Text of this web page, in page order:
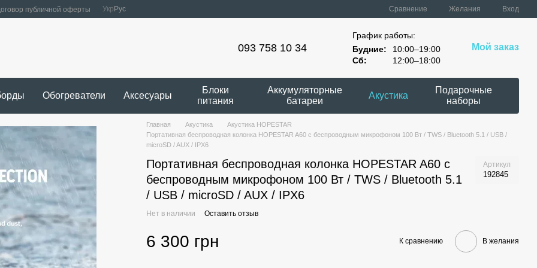
публичной оферты Укр Рус Сравнение Желания Вход
093 758 10 34
График работы:
Будние:
10:00–19:00
Сб:
12:00–18:00
Мой заказ
Обогреватели Аксесуары
Блоки
питания
Аккумуляторные
батареи
Акустика
Подарочные
наборы
Главная Акустика
Акустика HOPESTAR
Портативная беспроводная колонка HOPESTAR A60 с беспроводным микрофоном 100 Вт / TWS / Bluetooth 5.1 / USB /
microSD / AUX / IPX6
Портативная беспроводная колонка HOPESTAR A60 с
беспроводным микрофоном 100 Вт / TWS / Bluetooth 5.1
/ USB / microSD / AUX / IPX6
Артикул
192845
Нет в наличии Оставить отзыв
6 300 грн К сравнению В желания